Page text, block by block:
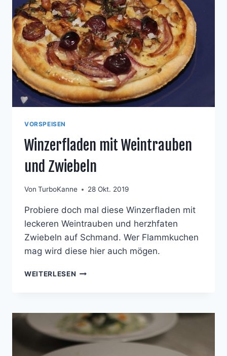
UND
WALNÜSSEN
VORSPEISEN
Winzerfladen mit Weintrauben
und Zwiebeln
Von TurboKanne 28 Okt. 2019
Probiere doch mal diese Winzerfladen mit
leckeren Weintrauben und herzhfaten
Zwiebeln auf Schmand. Wer Flammkuchen
mag wird diese hier auch mögen.
WEITERLESEN WINZERFLADEN
ZWIEBELN